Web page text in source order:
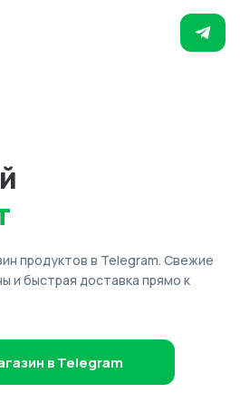
продуктов в Telegram. Свежие
и быстрая доставка прямо к
в Telegram